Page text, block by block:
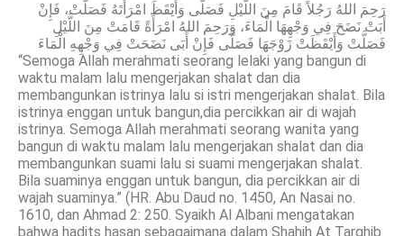
رَحِمَ اللهُ رَجُلاً قَامَ مِنَ اللَّيْلِ فَصَلَّى وَأَيْقَظَ امْرَأَتَهُ فَصَلَّتْ، فَإِنْ
أَبَتْ نَضَحَ فِي وَجْهِهَا الْمَاءَ، وَرَحِمَ اللهُ امْرَأَةً قَامَتْ مِنَ اللَّيْلِ
فَصَلَّتْ وَأَيْقَظَتْ زَوْجَهَا فَصَلَّى فَإِنْ أَبَى نَضَحَتْ فِي وَجْهِهِ الْمَاءَ
“Semoga Allah merahmati seorang lelaki yang bangun di
waktu malam lalu mengerjakan shalat dan dia
membangunkan istrinya lalu si istri mengerjakan shalat. Bila
istrinya enggan untuk bangun,dia percikkan air di wajah
istrinya. Semoga Allah merahmati seorang wanita yang
bangun di waktu malam lalu mengerjakan shalat dan dia
membangunkan suami lalu si suami mengerjakan shalat.
Bila suaminya enggan untuk bangun, dia percikkan air di
wajah suaminya.” (HR. Abu Daud no. 1450, An Nasai no.
1610, dan Ahmad 2: 250. Syaikh Al Albani mengatakan
bahwa hadits hasan sebagaimana dalam Shahih At Targhib